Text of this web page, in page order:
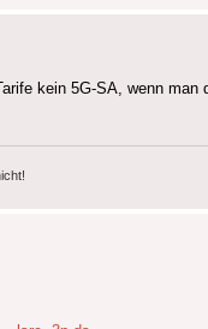
kein 5G-SA, wenn